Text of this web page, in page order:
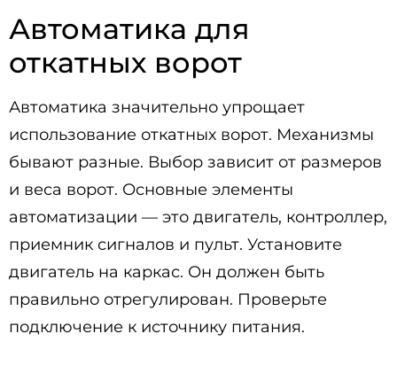
Автоматика для
откатных ворот
Автоматика значительно упрощает
использование откатных ворот. Механизмы
бывают разные. Выбор зависит от размеров
и веса ворот. Основные элементы
автоматизации — это двигатель, контроллер,
приемник сигналов и пульт. Установите
двигатель на каркас. Он должен быть
правильно отрегулирован. Проверьте
подключение к источнику питания.